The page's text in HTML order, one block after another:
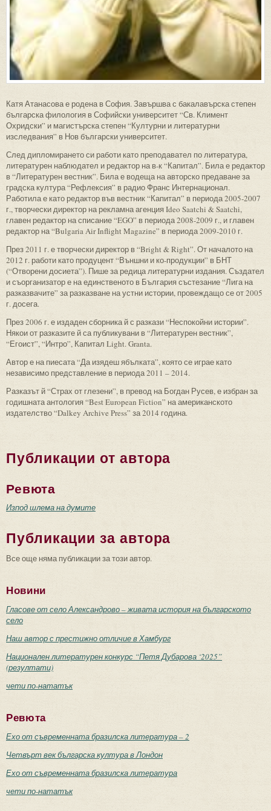
Катя Атанасова е родена в София. Завършва с бакалавърска степен
българска филология в Софийски университет “Св. Климент
Охридски” и магистърска степен “Културни и литературни
изследвания” в Нов български университет.
След дипломирането си работи като преподавател по литература,
литературен наблюдател и редактор на в-к “Капитал”. Била е редактор
в “Литературен вестник”. Била е водеща на авторско предаване за
градска култура “Рефлексия” в радио Франс Интернационал.
Работила е като редактор във вестник “Капитал” в периода 2005-2007
г., творчески директор на рекламна агенция Ideo Saatchi & Saatchi,
главен редактор на списание “EGO” в периода 2008-2009 г., и главен
редактор на “Bulgaria Air Inflight Magazine” в периода 2009-2010 г.
През 2011 г. е творчески директор в “Bright & Right”. От началото на
2012 г. работи като продуцент “Външни и ко-продукции” в БНТ
(“Отворени досиета”). Пише за редица литературни издания. Създател
и съорганизатор е на единственото в България състезание “Лига на
разказвачите” за разказване на устни истории, провеждащо се от 2005
г. досега.
През 2006 г. е издаден сборника й с разкази “Неспокойни истории”.
Някои от разказите й са публикувани в “Литературен вестник”,
“Егоист”, “Интро”, Капитал Light. Granta.
Автор е на пиесата “Да изядеш ябълката”, която се играе като
независимо представление в периода 2011 – 2014.
Разказът й “Страх от глезени”, в превод на Богдан Русев, е избран за
годишната антология “Best European Fiction” на американското
издателство “Dalkey Archive Press” за 2014 година.
Публикации от автора
Ревюта
Изпод шлема на думите
Публикации за автора
Все още няма публикации за този автор.
Новини
Гласове от село Александрово – живата история на българското
село
Наш автор с престижно отличие в Хамбург
Национален литературен конкурс “Петя Дубарова ‘2025”
(резултати)
чети по-нататък
Ревюта
Ехо от съвременната бразилска литература – 2
Четвърт век българска култура в Лондон
Ехо от съвременната бразилска литература
чети по-нататък